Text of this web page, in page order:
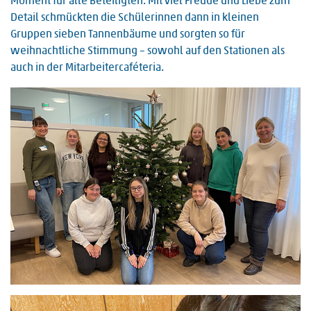
Detail schmückten die Schülerinnen dann in kleinen
Gruppen sieben Tannenbäume und sorgten so für
weihnachtliche Stimmung – sowohl auf den Stationen als
auch in der Mitarbeitercaféteria.